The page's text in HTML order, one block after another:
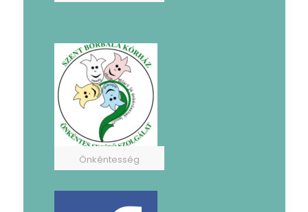
Önkéntesség